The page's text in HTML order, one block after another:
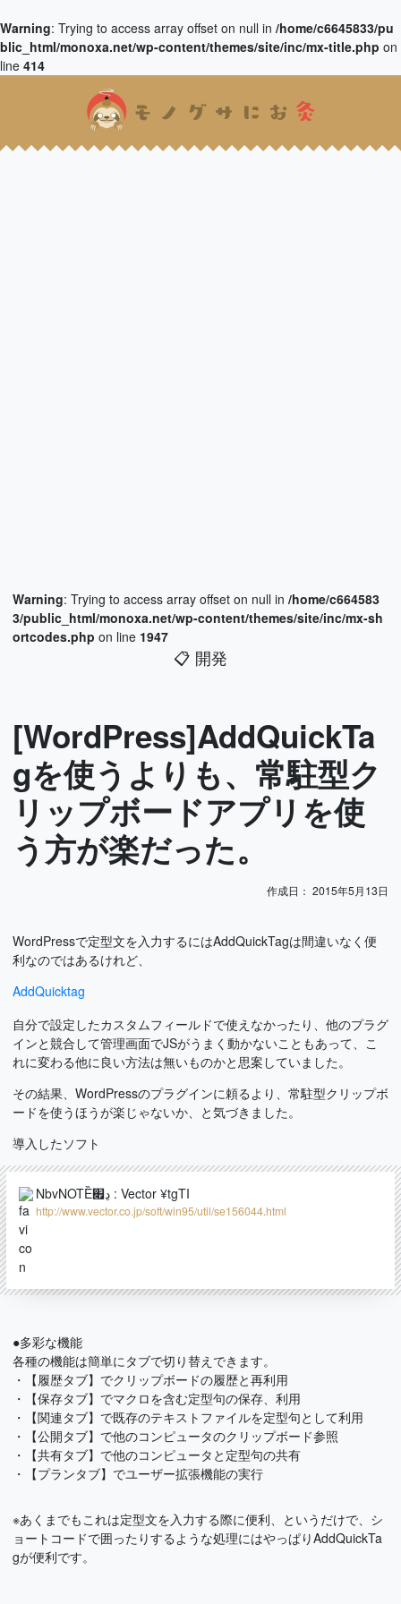
Warning: Trying to access array offset on null in /home/c6645833/pu
blic_html/monoxa.net/wp-content/themes/site/inc/mx-title.php on
line 414
Warning: Trying to access array offset on null in /home/c664583
3/public_html/monoxa.net/wp-content/themes/site/inc/mx-sh
ortcodes.php on line 1947
📋 開発
[WordPress]AddQuickTa
gを使うよりも、常駐型ク
リップボードアプリを使
う方が楽だった。
作成日： 2015年5月13日
WordPressで定型文を入力するにはAddQuickTagは間違いなく便
利なのではあるけれど、
AddQuicktag
自分で設定したカスタムフィールドで使えなかったり、他のプラグ
インと競合して管理画面でJSがうまく動かないこともあって、こ
れに変わる他に良い方法は無いものかと思案していました。
その結果、 WordPressのプラグインに頼るより、常駐型クリップボ
ードを使うほうが楽じゃないか 、と気づきました。
導入したソフト
NbvNOTȄڍ׏ : Vector ¥tgTI
http://www.vector.co.jp/soft/win95/util/se156044.html
●多彩な機能
各種の機能は簡単にタブで切り替えできます。
・【履歴タブ】でクリップボードの履歴と再利用
・【保存タブ】でマクロを含む定型句の保存、利用
・【関連タブ】で既存のテキストファイルを定型句として利用
・【公開タブ】で他のコンピュータのクリップボード参照
・【共有タブ】で他のコンピュータと定型句の共有
・【プランタブ】でユーザー拡張機能の実行
※あくまでもこれは定型文を入力する際に便利、というだけで、シ
ョートコードで囲ったりするような処理にはやっぱりAddQuickTa
gが便利です。